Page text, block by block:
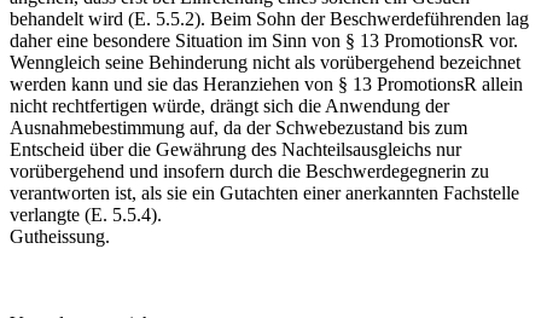
behandelt wird (E. 5.5.2). Beim Sohn der Beschwerdeführenden lag
daher eine besondere Situation im Sinn von § 13 PromotionsR vor.
Wenngleich seine Behinderung nicht als vorübergehend bezeichnet
werden kann und sie das Heranziehen von § 13 PromotionsR allein
nicht rechtfertigen würde, drängt sich die Anwendung der
Ausnahmebestimmung auf, da der Schwebezustand bis zum
Entscheid über die Gewährung des Nachteilsausgleichs nur
vorübergehend und insofern durch die Beschwerdegegnerin zu
verantworten ist, als sie ein Gutachten einer anerkannten Fachstelle
verlangte (E. 5.5.4).
Gutheissung.